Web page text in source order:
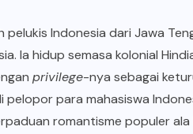
pelukis Indonesia dari Jawa
Ia hidup semasa kolonial
privilege-nya sebagai
para mahasiswa
romantisme populer